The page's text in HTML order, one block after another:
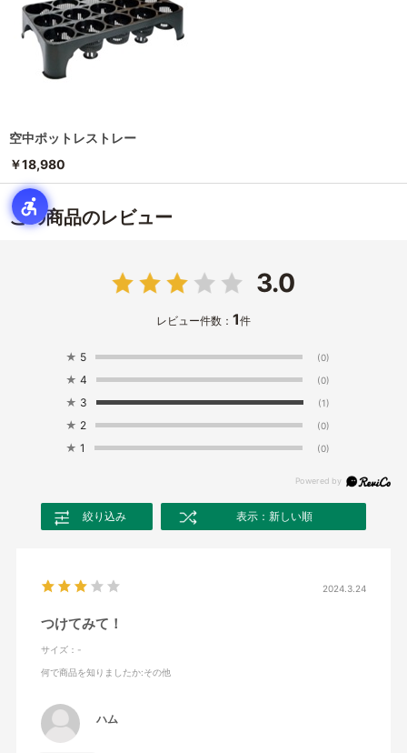
空中ポットレストレー
￥18,980
この商品のレビュー
3.0
レビュー件数： 1件
★ 5 (0)
★ 4 (0)
★ 3 (1)
★ 2 (0)
★ 1 (0)
絞り込み 表示：新しい順
2024.3.24
つけてみて！
サイズ：-
何で商品を知りましたか:その他
ハム